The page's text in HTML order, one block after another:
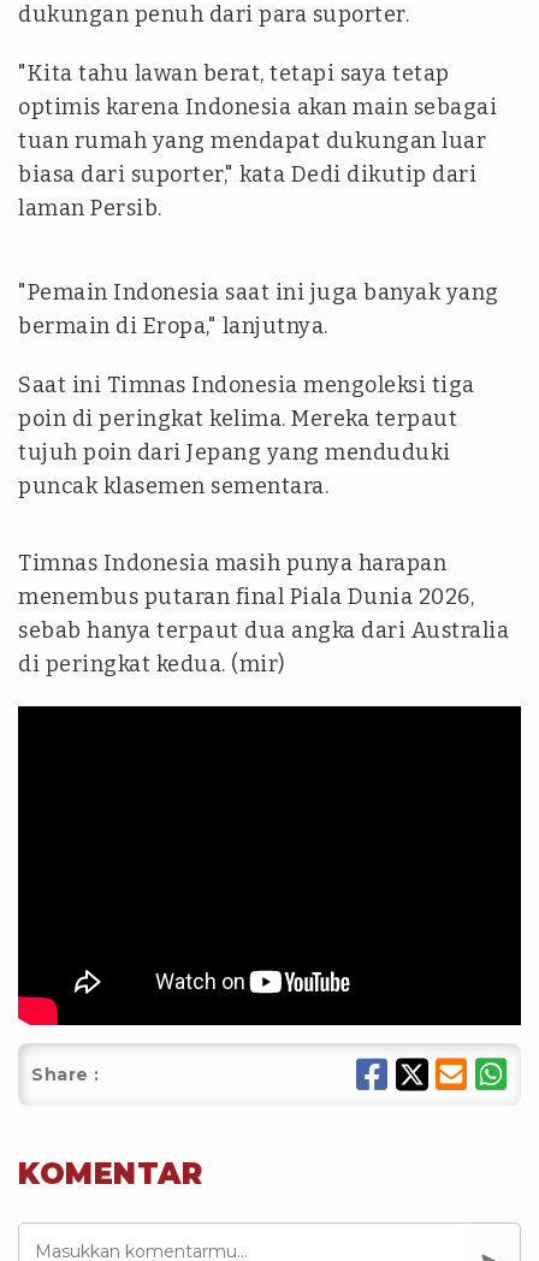
dukungan penuh dari para suporter.
"Kita tahu lawan berat, tetapi saya tetap
optimis karena Indonesia akan main sebagai
tuan rumah yang mendapat dukungan luar
biasa dari suporter," kata Dedi dikutip dari
laman Persib.
"Pemain Indonesia saat ini juga banyak yang
bermain di Eropa," lanjutnya.
Saat ini Timnas Indonesia mengoleksi tiga
poin di peringkat kelima. Mereka terpaut
tujuh poin dari Jepang yang menduduki
puncak klasemen sementara.
Timnas Indonesia masih punya harapan
menembus putaran final Piala Dunia 2026,
sebab hanya terpaut dua angka dari Australia
di peringkat kedua. (mir)
Share :
KOMENTAR